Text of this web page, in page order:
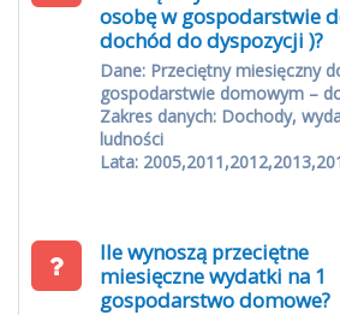
osobę w gospodarstwie
dochód do dyspozycji )?
Dane: Przeciętny miesięczny
gospodarstwie domowym –
Zakres danych: Dochody,
ludności
Lata:
Ile wynoszą przeciętne
miesięczne wydatki na 1
gospodarstwo domowe?